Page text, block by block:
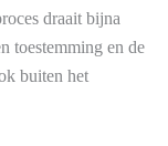
draait bijna
toestemming en de
buiten het